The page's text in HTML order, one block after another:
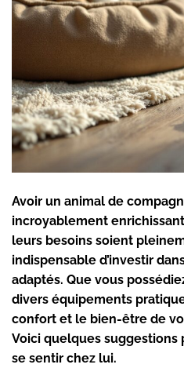
Avoir un animal de
incroyablement
leurs besoins soient
indispensable d’investir
adaptés. Que vous
divers équipements
confort et le bien-être de
Voici quelques suggestions
se sentir chez lui.